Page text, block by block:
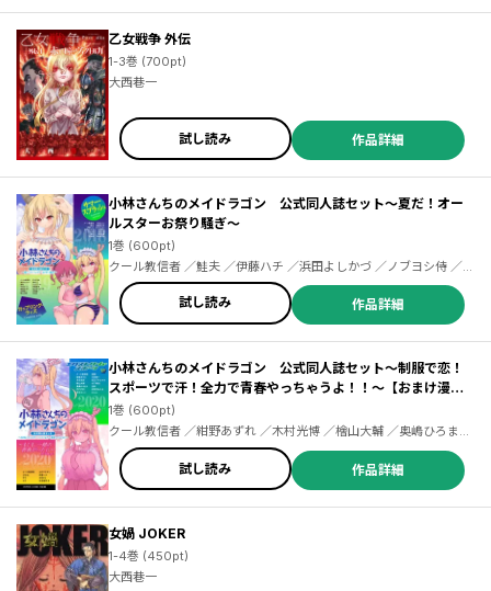
乙女戦争 外伝
1-3巻 (700pt)
大西巷一
試し読み 作品詳細
小林さんちのメイドラゴン 公式同人誌セット～夏だ！オー
ルスターお祭り騒ぎ～
1巻 (600pt)
クール教信者 ／鮭夫 ／伊藤ハチ ／浜田よしかづ ／ノブヨシ侍 ／里
好 ／河合朗 ／中村カンコ ／紺野あずれ ／カザマアヤミ ／大西巷一
／木村光博 ／檜山大輔 ／私屋カヲル ／ＯＹＳＴＥＲ ／奈月ここ ／
さとうユーキ ／伊藤伸平 ／匡乃下キヨマサ ／岩飛猫 ／ＲＥＮＡ
試し読み 作品詳細
小林さんちのメイドラゴン 公式同人誌セット～制服で恋！
スポーツで汗！全力で青春やっちゃうよ！！～【おまけ漫画
付き】
1巻 (600pt)
クール教信者 ／紺野あずれ ／木村光博 ／檜山大輔 ／奥嶋ひろまさ
／ＯＹＳＴＥＲ ／中村カンコ ／歌麿 ／大西巷一 ／匡乃下キヨマサ
／木下聡志 ／里好 ／赤信号わたる ／かふん ／びみ太 ／水あさと
／伊藤ハチ ／カザマアヤミ ／9℃ ／タチ ／岩見樹代子 ／河合朗
試し読み 作品詳細
女媧 JOKER
1-4巻 (450pt)
大西巷一